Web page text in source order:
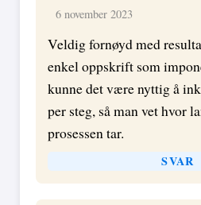
6 november 2023
Veldig fornøyd med
enkel oppskrift som
kunne det være nyttig å
per steg, så man vet hvor
prosessen tar.
SVAR